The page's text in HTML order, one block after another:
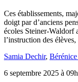
Ces établissements,
doigt par d’anciens
écoles Steiner-Waldorf
l’instruction des
Samia Dechir,
6 septembre 2025 à